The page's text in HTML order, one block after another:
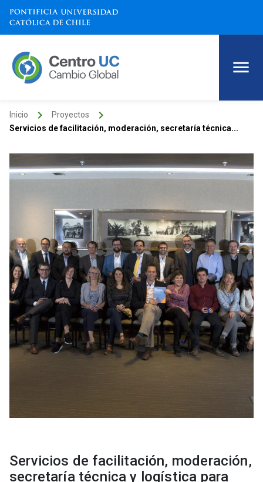
Inicio keyboard_arrow_right Proyectos keyboard_arrow_right
Servicios de facilitación, moderación, secretaría técnica...
Servicios de facilitación, moderación,
secretaría técnica y logística para